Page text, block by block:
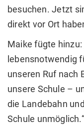
besuchen. Jetzt
direkt vor Ort
Maike fügte hinzu:
lebensnotwendig
unseren Ruf nach
unsere Schule –
die Landebahn
Schule unmöglich.“